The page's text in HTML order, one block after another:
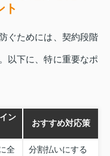
ト
ぐためには、契約段階
以下に、特に重要なポ
ン
おすすめ対応策
全
分割払いにする